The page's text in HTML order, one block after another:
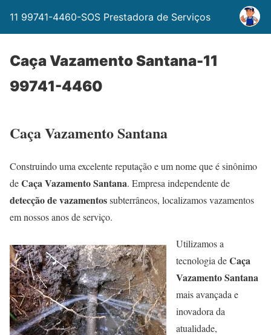
11 99741-4460-SOS Prestadora de Serviços
Caça Vazamento Santana-11
99741-4460
Caça Vazamento Santana
Construindo uma excelente reputação e um nome que é sinônimo
deCaça Vazamento Santana. Empresa independente de
detecção de vazamentossubterrâneos, localizamos vazamentos
em nossos anos de serviço.
Utilizamos a
tecnologia deCaça
Vazamento Santana
mais avançada e
inovadora da
atualidade,